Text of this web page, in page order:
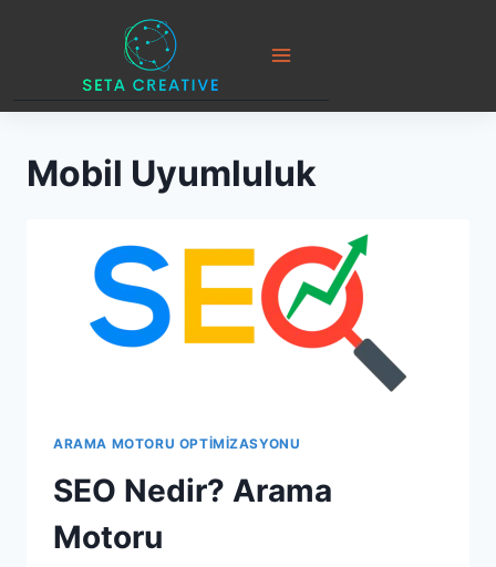
Mobil Uyumluluk
ARAMA MOTORU OPTIMIZASYONU
SEO Nedir? Arama
Motoru